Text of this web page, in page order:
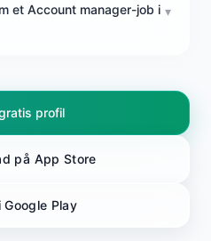
et Account manager-job i ▾
profil
på App Store
Google Play